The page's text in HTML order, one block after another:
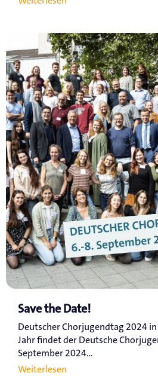
Save the Date!
Deutscher Chorjugendtag 2024
Jahr findet der Deutsche
September 2024...
Weiterlesen